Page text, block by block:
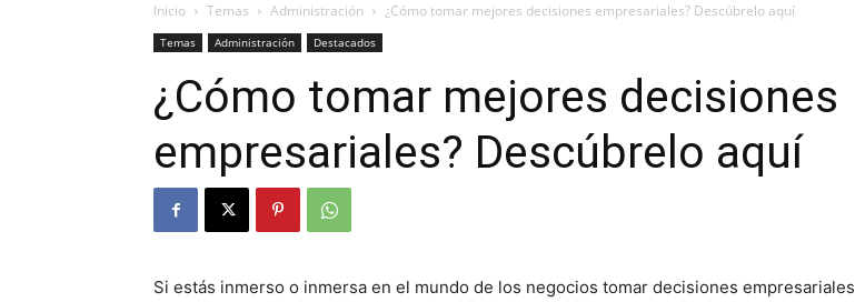
Inicio Temas Administración ¿Cómo tomar mejores decisiones empresariales? Descúbrelo aquí
Temas Administración Destacados
¿Cómo tomar mejores decisiones
empresariales? Descúbrelo aquí
Si estás inmerso o inmersa en el mundo de los negocios tomar decisiones empresariales